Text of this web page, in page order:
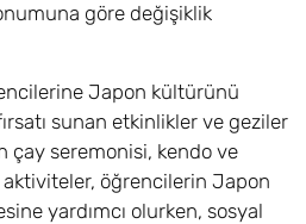
göre değişiklik
Japon kültürünü
sunan etkinlikler ve geziler
çay seremonisi, kendo ve
öğrencilerin Japon
yardımcı olurken, sosyal